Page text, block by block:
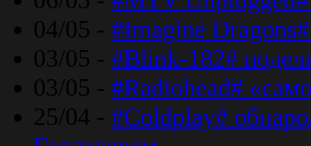
04/05 - #Imagine
03/05 - #Blink-182#
03/05 - #Radiohead#
25/04 - #Coldplay#